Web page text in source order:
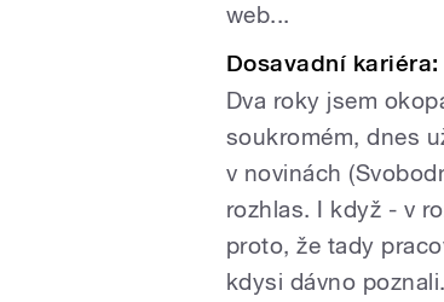
web...
Dosavadní kariéra:
Dva roky jsem
soukromém, dnes
v novinách
rozhlas. I když - v
proto, že tady
kdysi dávno